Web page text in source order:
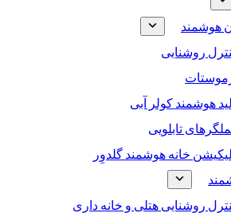
هوشمند
روشنایی
هوشمند کولر آبی
تابلویی
خانه هوشمند گلدوِر
روشنایی هتلی و خانه داری